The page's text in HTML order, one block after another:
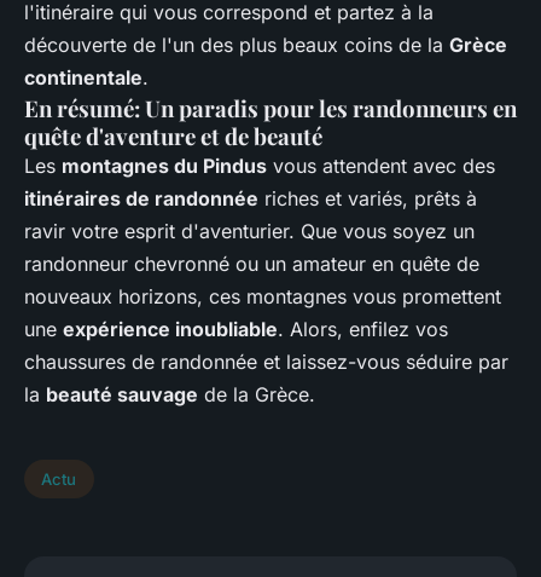
l'itinéraire qui vous correspond et partez à la
découverte de l'un des plus beaux coins de la Grèce
continentale.
En résumé: Un paradis pour les randonneurs en
quête d'aventure et de beauté
Les montagnes du Pindus vous attendent avec des
itinéraires de randonnée riches et variés, prêts à
ravir votre esprit d'aventurier. Que vous soyez un
randonneur chevronné ou un amateur en quête de
nouveaux horizons, ces montagnes vous promettent
une expérience inoubliable. Alors, enfilez vos
chaussures de randonnée et laissez-vous séduire par
la beauté sauvage de la Grèce.
Actu